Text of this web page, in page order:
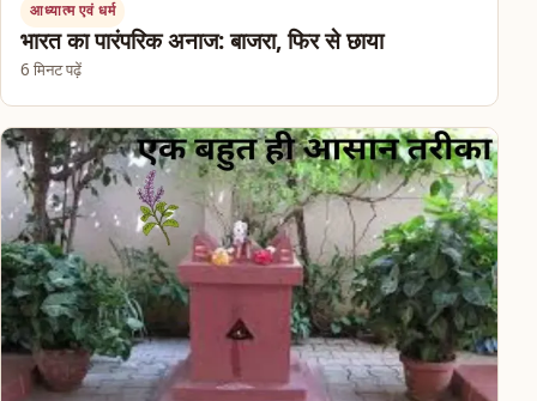
आध्यात्म एवं धर्म
भारत का पारंपरिक अनाज: बाजरा, फिर से छाया
6 मिनट पढ़ें